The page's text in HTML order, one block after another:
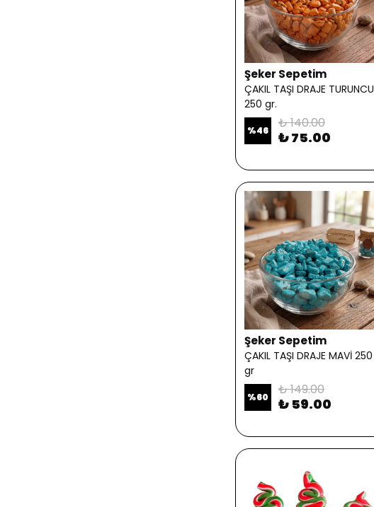
Şeker Sepetim
ÇAKIL TAŞI DRAJE TURUNCU
250 gr.
%46 ₺ 140.00
₺ 75.00
Şeker Sepetim
ÇAKIL TAŞI DRAJE MAVİ 250
gr
%60 ₺ 149.00
₺ 59.00